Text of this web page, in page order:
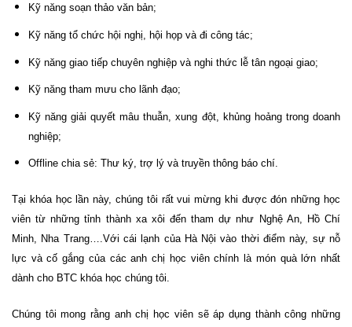
Kỹ năng soạn thảo văn bản;
Kỹ năng tổ chức hội nghị, hội họp và đi công tác;
Kỹ năng giao tiếp chuyên nghiệp và nghi thức lễ tân ngoại giao;
Kỹ năng tham mưu cho lãnh đạo;
Kỹ năng giải quyết mâu thuẫn, xung đột, khủng hoảng trong doanh
nghiệp;
Offline chia sẻ: Thư ký, trợ lý và truyền thông báo chí.
Tại khóa học lần này, chúng tôi rất vui mừng khi được đón những học
viên từ những tỉnh thành xa xôi đến tham dự như Nghệ An, Hồ Chí
Minh, Nha Trang….Với cái lạnh của Hà Nội vào thời điểm này, sự nỗ
lực và cố gắng của các anh chị học viên chính là món quà lớn nhất
dành cho BTC khóa học chúng tôi.
Chúng tôi mong rằng anh chị học viên sẽ áp dụng thành công những